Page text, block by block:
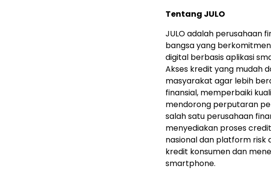
Tentang JULO
JULO adalah perusahaan
bangsa yang
digital berbasis aplikasi
Akses kredit yang mudah
masyarakat agar lebih
finansial, memperbaiki
mendorong perputaran
salah satu perusahaan
menyediakan proses
nasional dan platform risk
kredit konsumen dan
smartphone.